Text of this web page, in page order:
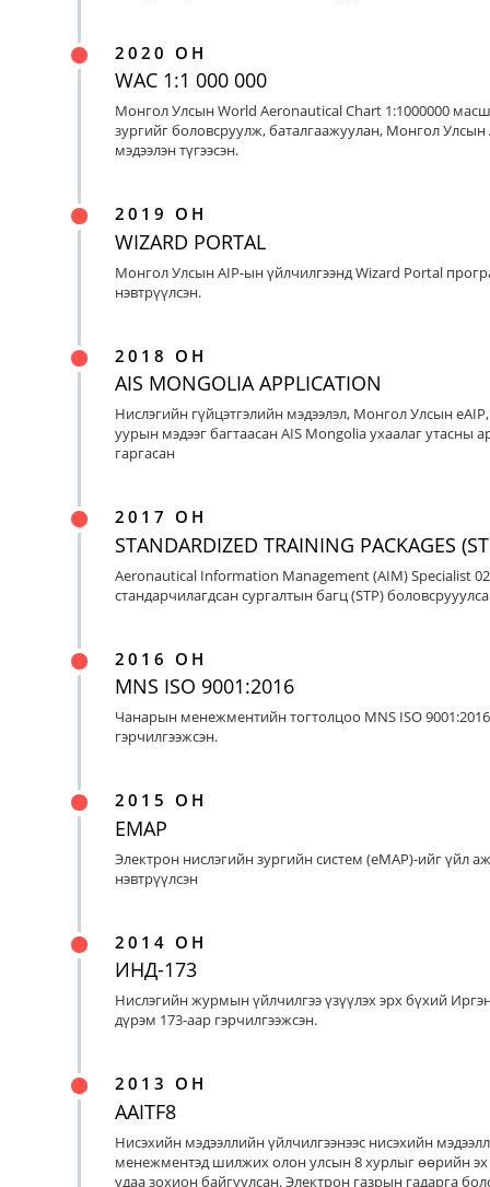
2020 ОН
WAC 1:1 000 000
Монгол Улсын World Aeronautical Chart 1:1000000
зургийг боловсруулж, баталгаажуулан, Монгол Улсын
мэдээлэн түгээсэн.
2019 ОН
WIZARD PORTAL
Монгол Улсын AIP-ын үйлчилгээнд Wizard Portal
нэвтрүүлсэн.
2018 ОН
AIS MONGOLIA APPLICATION
Нислэгийн гүйцэтгэлийн мэдээлэл, Монгол Улсын
уурын мэдээг багтаасан AIS Mongolia ухаалаг утасны
гаргасан
2017 ОН
STANDARDIZED TRAINING PACKAGES
Aeronautical Information Management (AIM) Specialist
стандарчилагдсан сургалтын багц (STP)
2016 ОН
MNS ISO 9001:2016
Чанарын менежментийн тогтолцоо MNS ISO
гэрчилгээжсэн.
2015 ОН
EMAP
Электрон нислэгийн зургийн систем (eMAP)-ийг үйл
нэвтрүүлсэн
2014 ОН
ИНД-173
Нислэгийн журмын үйлчилгээ үзүүлэх эрх бүхий
дүрэм 173-аар гэрчилгээжсэн.
2013 ОН
AAITF8
Нисэхийн мэдээллийн үйлчилгээнээс нисэхийн
менежментэд шилжих олон улсын 8 хурлыг өөрийн
удаа зохион байгуулсан. Электрон газрын гадарга